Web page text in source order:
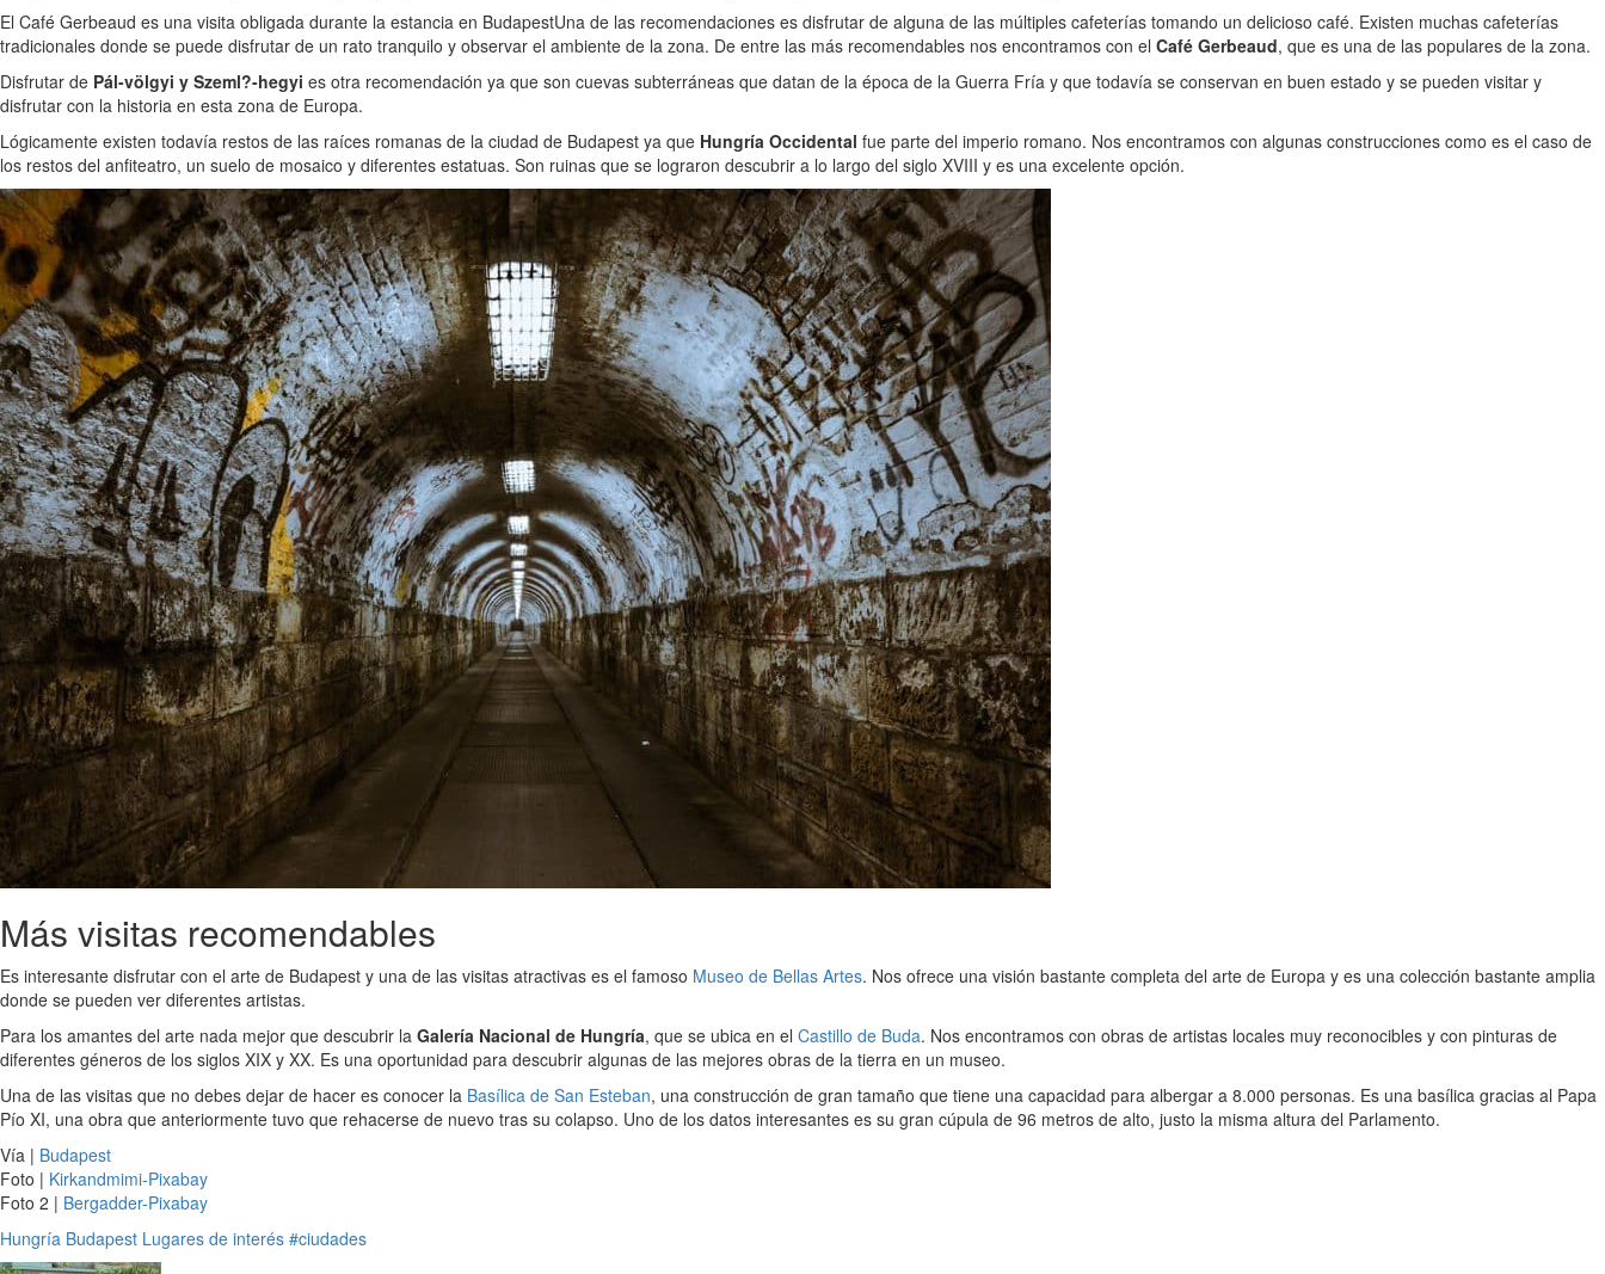
El Café Gerbeaud es una visita obligada durante la estancia en BudapestUna de las recomendaciones es disfrutar de alguna de las múltiples cafeterías tomando un delicioso café. Existen muchas cafeterías
tradicionales donde se puede disfrutar de un rato tranquilo y observar el ambiente de la zona. De entre las más recomendables nos encontramos con el Café Gerbeaud, que es una de las populares de la zona.
Disfrutar de Pál-völgyi y Szeml?-hegyi es otra recomendación ya que son cuevas subterráneas que datan de la época de la Guerra Fría y que todavía se conservan en buen estado y se pueden visitar y
disfrutar con la historia en esta zona de Europa.
Lógicamente existen todavía restos de las raíces romanas de la ciudad de Budapest ya que Hungría Occidental fue parte del imperio romano. Nos encontramos con algunas construcciones como es el caso de
los restos del anfiteatro, un suelo de mosaico y diferentes estatuas. Son ruinas que se lograron descubrir a lo largo del siglo XVIII y es una excelente opción.
Más visitas recomendables
Es interesante disfrutar con el arte de Budapest y una de las visitas atractivas es el famoso Museo de Bellas Artes. Nos ofrece una visión bastante completa del arte de Europa y es una colección bastante amplia
donde se pueden ver diferentes artistas.
Para los amantes del arte nada mejor que descubrir la Galería Nacional de Hungría, que se ubica en el Castillo de Buda. Nos encontramos con obras de artistas locales muy reconocibles y con pinturas de
diferentes géneros de los siglos XIX y XX. Es una oportunidad para descubrir algunas de las mejores obras de la tierra en un museo.
Una de las visitas que no debes dejar de hacer es conocer la Basílica de San Esteban, una construcción de gran tamaño que tiene una capacidad para albergar a 8.000 personas. Es una basílica gracias al Papa
Pío XI, una obra que anteriormente tuvo que rehacerse de nuevo tras su colapso. Uno de los datos interesantes es su gran cúpula de 96 metros de alto, justo la misma altura del Parlamento.
Vía | Budapest
Foto | Kirkandmimi-Pixabay
Foto 2 | Bergadder-Pixabay
Hungría Budapest Lugares de interés #ciudades